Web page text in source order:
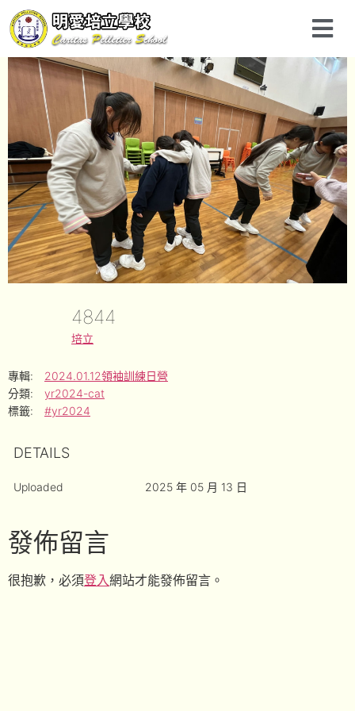
4844
培立
專輯:
2024.01.12領袖訓練日營
分類:
yr2024-cat
標籤:
#yr2024
DETAILS
Uploaded 2025 年 05 月 13 日
發佈留言
很抱歉，必須登入網站才能發佈留言。